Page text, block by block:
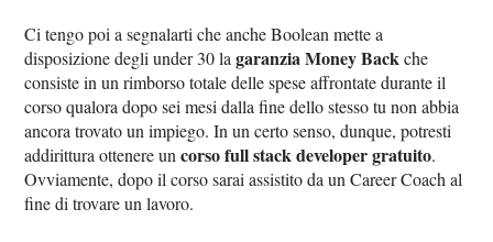
Ci tengo poi a segnalarti che anche Boolean mette a
disposizione degli under 30 lagaranzia Money Backche
consiste in un rimborso totale delle spese affrontate durante il
corso qualora dopo sei mesi dalla fine dello stesso tu non abbia
ancora trovato un impiego. In un certo senso, dunque, potresti
addirittura ottenere uncorso full stack developer gratuito.
Ovviamente, dopo il corso sarai assistito da un Career Coach al
fine di trovare un lavoro.